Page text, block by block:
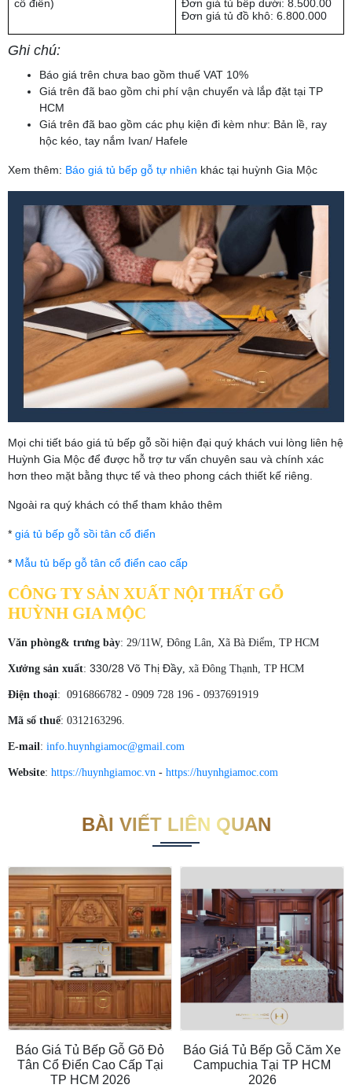
cổ điển)
Đơn giá tủ bếp dưới: 8.500.00
Đơn giá tủ đồ khô: 6.800.000
Ghi chú:
Báo giá trên chưa bao gồm thuế VAT 10%
Giá trên đã bao gồm chi phí vận chuyển và lắp đặt tại TP
HCM
Giá trên đã bao gồm các phụ kiện đi kèm như: Bản lề, ray
hộc kéo, tay nắm Ivan/ Hafele
Xem thêm: Báo giá tủ bếp gỗ tự nhiên khác tại huỳnh Gia Mộc
Mọi chi tiết báo giá tủ bếp gỗ sồi hiện đại quý khách vui lòng liên hệ
Huỳnh Gia Mộc để được hỗ trợ tư vấn chuyên sau và chính xác
hơn theo mặt bằng thực tế và theo phong cách thiết kế riêng.
Ngoài ra quý khách có thể tham khảo thêm
* giá tủ bếp gỗ sồi tân cổ điển
* Mẫu tủ bếp gỗ tân cổ điển cao cấp
CÔNG TY SẢN XUẤT NỘI THẤT GỖ
HUỲNH GIA MỘC
Văn phòng& trưng bày: 29/11W, Đông Lân, Xã Bà Điểm, TP HCM
Xưởng sản xuất: 330/28 Võ Thị Đầy, xã Đông Thạnh, TP HCM
Điện thoại: 0916866782 - 0909 728 196 - 0937691919
Mã số thuế: 0312163296.
E-mail: info.huynhgiamoc@gmail.com
Website: https://huynhgiamoc.vn - https://huynhgiamoc.com
BÀI VIẾT LIÊN QUAN
Báo Giá Tủ Bếp Gỗ Gõ Đỏ
Tân Cổ Điển Cao Cấp Tại
TP HCM 2026
Báo Giá Tủ Bếp Gỗ Căm Xe
Campuchia Tại TP HCM
2026